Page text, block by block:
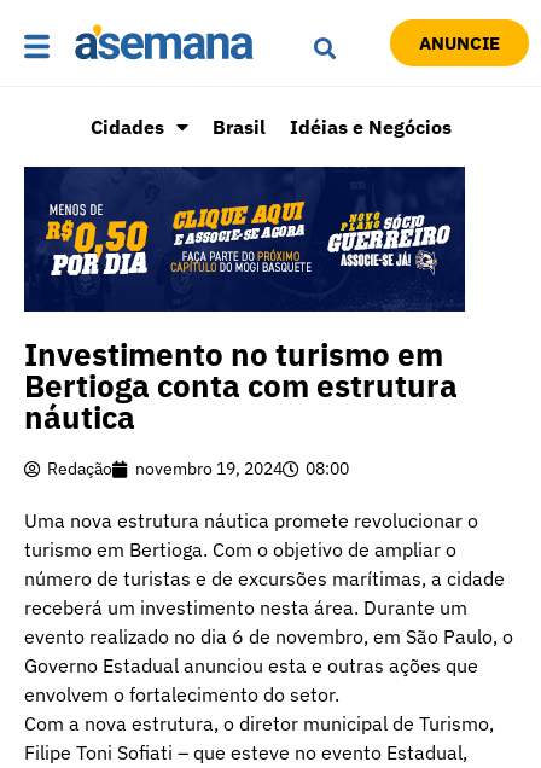
ANUNCIE
Cidades Brasil Idéias e Negócios
Investimento no turismo em
Bertioga conta com estrutura
náutica
Redação novembro 19, 2024 08:00
Uma nova estrutura náutica promete revolucionar o
turismo em Bertioga. Com o objetivo de ampliar o
número de turistas e de excursões marítimas, a cidade
receberá um investimento nesta área. Durante um
evento realizado no dia 6 de novembro, em São Paulo, o
Governo Estadual anunciou esta e outras ações que
envolvem o fortalecimento do setor.
Com a nova estrutura, o diretor municipal de Turismo,
Filipe Toni Sofiati – que esteve no evento Estadual,